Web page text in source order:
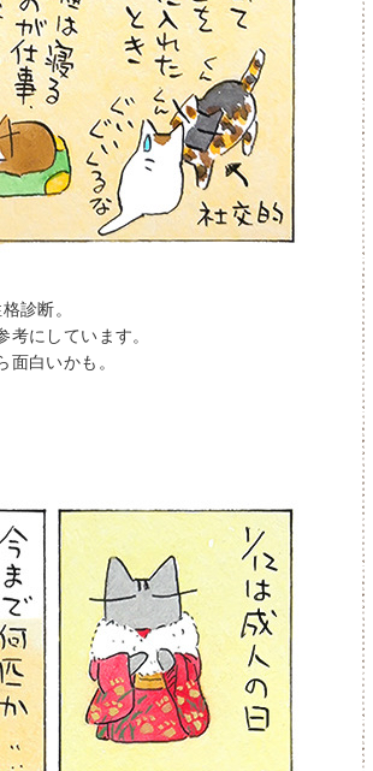
診断。
考にしています。
面白いかも。